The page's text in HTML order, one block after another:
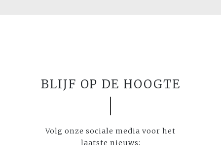
BLIJF OP DE HOOGTE
Volg onze sociale media voor het
laatste nieuws: